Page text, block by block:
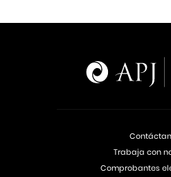
Trabaja con
Comprobantes